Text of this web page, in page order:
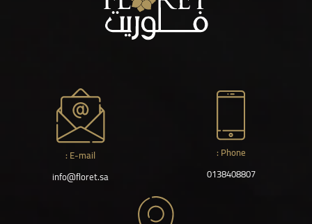
Phone :
0138408807
E-mail :
info@floret.sa